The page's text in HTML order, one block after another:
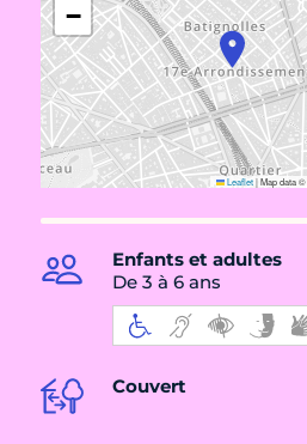
−
Leaflet|Map data ©
Enfants et adultes
De 3 à 6 ans
Couvert